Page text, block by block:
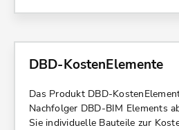
DBD-KostenElemente
Das Produkt DBD-
Nachfolger DBD-BIM Elements
Sie individuelle Bauteile zur